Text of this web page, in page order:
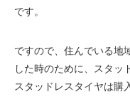
です。
ですので、住んでいる地
した時のために、スタッ
スタッドレスタイヤは購